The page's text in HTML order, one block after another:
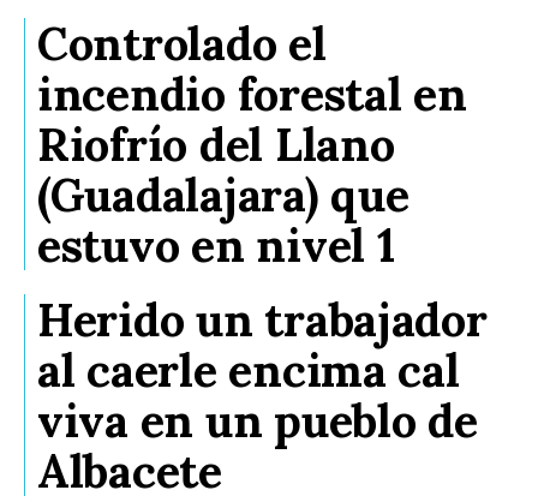
Controlado el
incendio forestal en
Riofrío del Llano
(Guadalajara) que
estuvo en nivel 1
Herido un trabajador
al caerle encima cal
viva en un pueblo de
Albacete